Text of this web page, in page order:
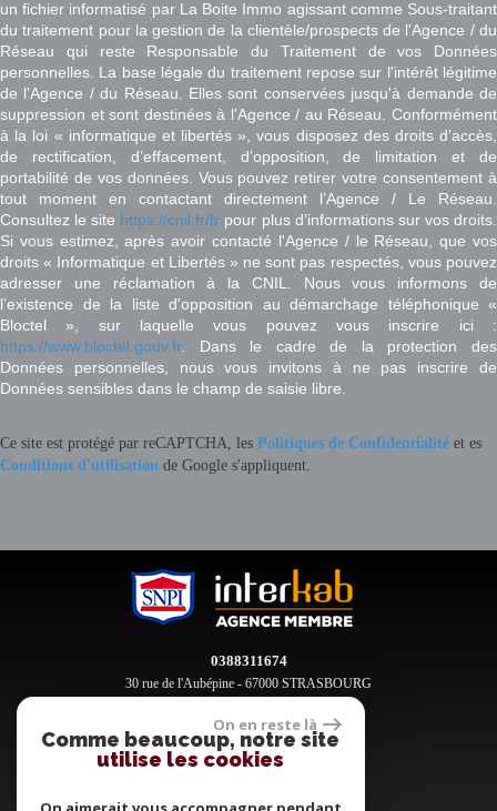
un fichier informatisé par La Boite Immo agissant comme Sous-traitant
du traitement pour la gestion de la clientèle/prospects de l'Agence / du
Réseau qui reste Responsable du Traitement de vos Données
personnelles. La base légale du traitement repose sur l'intérêt légitime
de l'Agence / du Réseau. Elles sont conservées jusqu'à demande de
suppression et sont destinées à l'Agence / au Réseau. Conformément
à la loi « informatique et libertés », vous disposez des droits d’accès,
de rectification, d’effacement, d’opposition, de limitation et de
portabilité de vos données. Vous pouvez retirer votre consentement à
tout moment en contactant directement l’Agence / Le Réseau.
Consultez le site https://cnil.fr/fr pour plus d’informations sur vos droits.
Si vous estimez, après avoir contacté l'Agence / le Réseau, que vos
droits « Informatique et Libertés » ne sont pas respectés, vous pouvez
adresser une réclamation à la CNIL. Nous vous informons de
l’existence de la liste d'opposition au démarchage téléphonique «
Bloctel », sur laquelle vous pouvez vous inscrire ici :
https://www.bloctel.gouv.fr. Dans le cadre de la protection des
Données personnelles, nous vous invitons à ne pas inscrire de
Données sensibles dans le champ de saisie libre.
Ce site est protégé par reCAPTCHA, les Politiques de Confidentialité et es
Conditions d'utilisation de Google s'appliquent.
0388311674
30 rue de l'Aubépine - 67000 STRASBOURG
Espace propriétaires
On en reste là
Comme beaucoup, notre site
utilise les cookies